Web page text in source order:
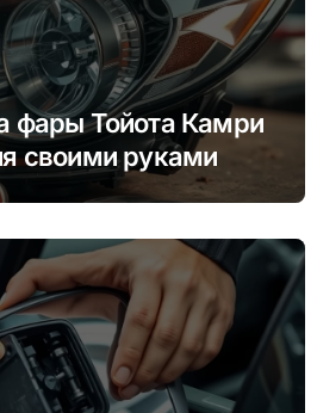
фары Тойота Камри
своими руками